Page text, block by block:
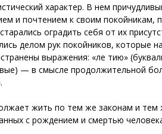
характер. В нем
и почтением к своим
оградить себя от их
делом рук покойников, которые
выражения: «үле тию»
— в смысле продолжительной
жить по тем же законам и
с рождением и смертью